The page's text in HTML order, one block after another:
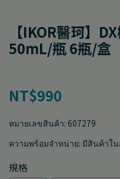
【IKOR醫珂】
50mL/瓶 6瓶/盒
NT$990
หมายเลขสินค้า: 607279
ความพร้อมจำหน่าย: มีสินค้าใ
規格